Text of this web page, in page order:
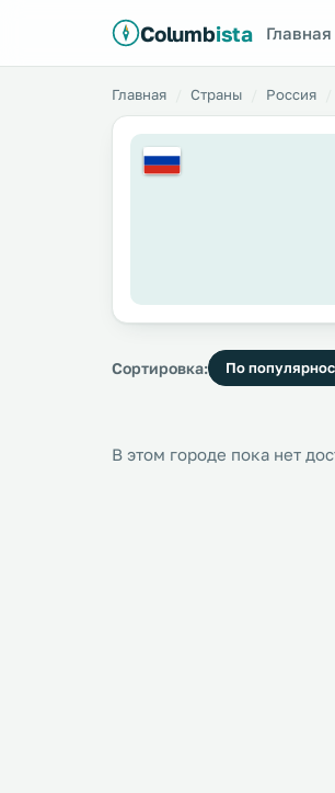
Columbista Главная
Главная Страны Россия
Сортировка: По
В этом городе пока нет